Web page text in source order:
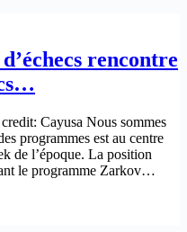
rencontre
Cayusa Nous sommes
programmes est au centre
de l’époque. La position
le programme Zarkov…